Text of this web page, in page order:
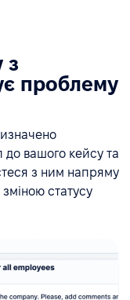
з
проблему
до вашого кейсу та
з ним напряму
зміною статусу